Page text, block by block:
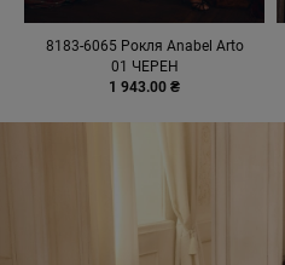
8183-6065 Рокля Anabel Arto
01 ЧЕРЕН
1 943.00 ₴